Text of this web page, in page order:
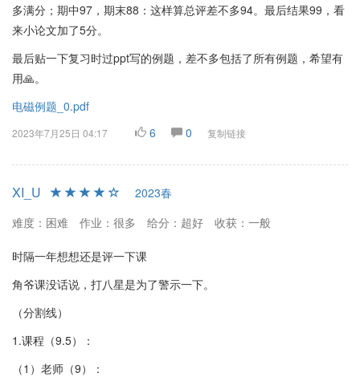
多满分；期中97，期末88：这样算总评差不多94。最后结果99，看
来小论文加了5分。
最后贴一下复习时过ppt写的例题，差不多包括了所有例题，希望有
用🙏。
电磁例题_0.pdf
2023年7月25日 04:17 6 0 复制链接
XI_U
2023春
难度：困难
作业：很多 给分：超好 收获：一般
时隔一年想想还是评一下课
角爷课没话说，打八星是为了警示一下。
（分割线）
1.课程（9.5）：
（1）老师（9）：